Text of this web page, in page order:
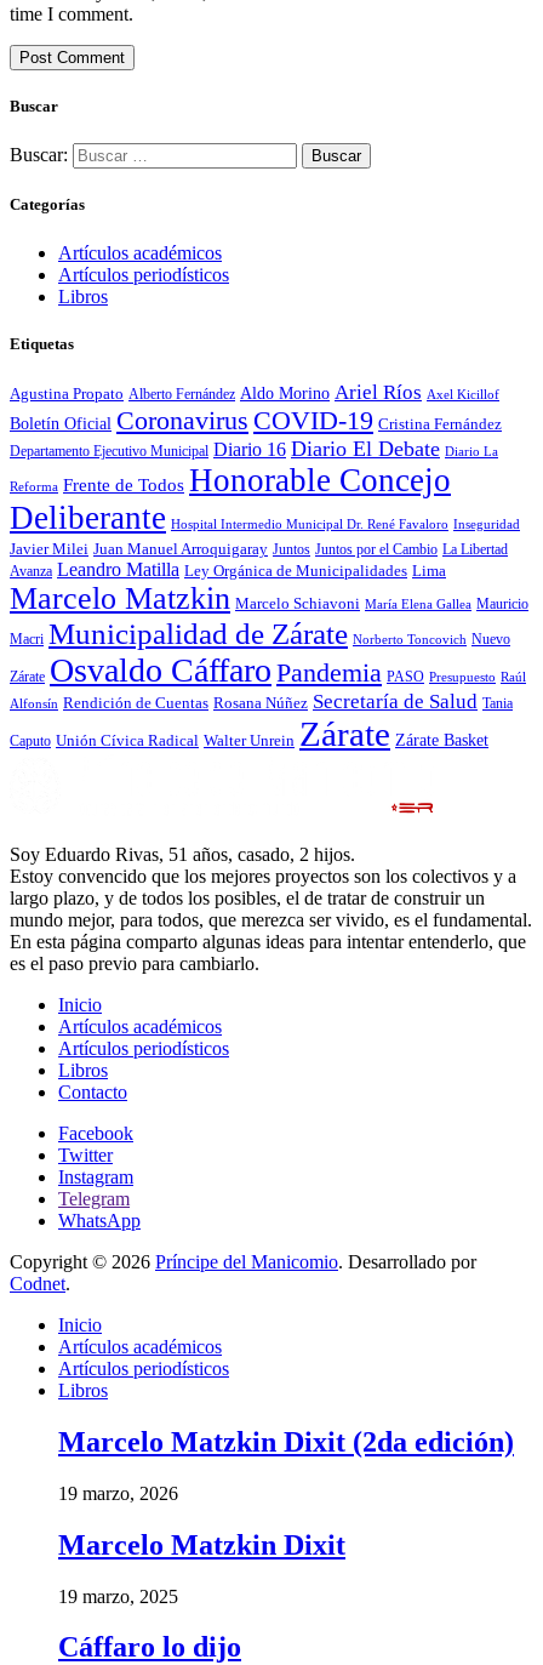
time I comment.
Buscar
Buscar:
Categorías
Artículos académicos
Artículos periodísticos
Libros
Etiquetas
Agustina Propato Alberto Fernández Aldo Morino Ariel Ríos Axel Kicillof
Boletín Oficial Coronavirus COVID-19 Cristina Fernández
Departamento Ejecutivo Municipal Diario 16 Diario El Debate Diario La
Reforma Frente de Todos Honorable Concejo
Deliberante Hospital Intermedio Municipal Dr. René Favaloro Inseguridad
Javier Milei Juan Manuel Arroquigaray Juntos Juntos por el Cambio La Libertad
Avanza Leandro Matilla Ley Orgánica de Municipalidades Lima
Marcelo Matzkin Marcelo Schiavoni María Elena Gallea Mauricio
Macri Municipalidad de Zárate Norberto Toncovich Nuevo
Zárate Osvaldo Cáffaro Pandemia PASO Presupuesto Raúl
Alfonsín Rendición de Cuentas Rosana Núñez Secretaría de Salud Tania
Caputo Unión Cívica Radical Walter Unrein Zárate Zárate Basket
Soy Eduardo Rivas, 51 años, casado, 2 hijos.
Estoy convencido que los mejores proyectos son los colectivos y a
largo plazo, y de todos los posibles, el de tratar de construir un
mundo mejor, para todos, que merezca ser vivido, es el fundamental.
En esta página comparto algunas ideas para intentar entenderlo, que
es el paso previo para cambiarlo.
Inicio
Artículos académicos
Artículos periodísticos
Libros
Contacto
Facebook
Twitter
Instagram
Telegram
WhatsApp
Copyright © 2026 Príncipe del Manicomio. Desarrollado por
Codnet.
Inicio
Artículos académicos
Artículos periodísticos
Libros
Marcelo Matzkin Dixit (2da edición)
19 marzo, 2026
Marcelo Matzkin Dixit
19 marzo, 2025
Cáffaro lo dijo